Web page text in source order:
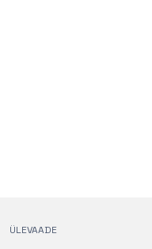
ÜLEVAADE